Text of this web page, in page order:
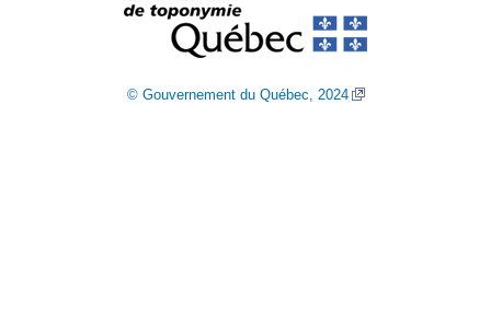
© Gouvernement du Québec, 2024